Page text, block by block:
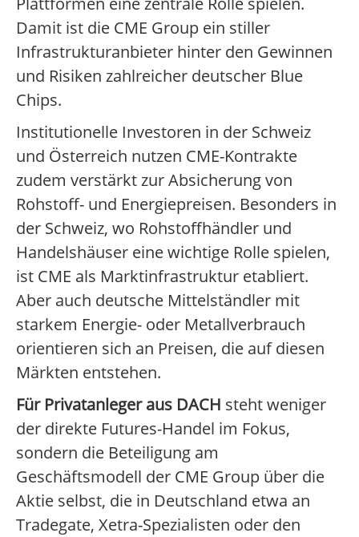
Damit ist die CME Group ein stiller
Infrastrukturanbieter hinter den Gewinnen
und Risiken zahlreicher deutscher Blue
Chips.
Institutionelle Investoren in der Schweiz
und Österreich nutzen CME-Kontrakte
zudem verstärkt zur Absicherung von
Rohstoff- und Energiepreisen. Besonders in
der Schweiz, wo Rohstoffhändler und
Handelshäuser eine wichtige Rolle spielen,
ist CME als Marktinfrastruktur etabliert.
Aber auch deutsche Mittelständler mit
starkem Energie- oder Metallverbrauch
orientieren sich an Preisen, die auf diesen
Märkten entstehen.
Für Privatanleger aus DACH steht weniger
der direkte Futures-Handel im Fokus,
sondern die Beteiligung am
Geschäftsmodell der CME Group über die
Aktie selbst, die in Deutschland etwa an
Tradegate, Xetra-Spezialisten oder den